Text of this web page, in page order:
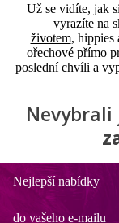
Už se vidíte, jak
vyrazíte na
životem, hippies
ořechové přímo
poslední chvíli a
Nevybrali
Nejlepší nabídky
do vašeho e-mailu